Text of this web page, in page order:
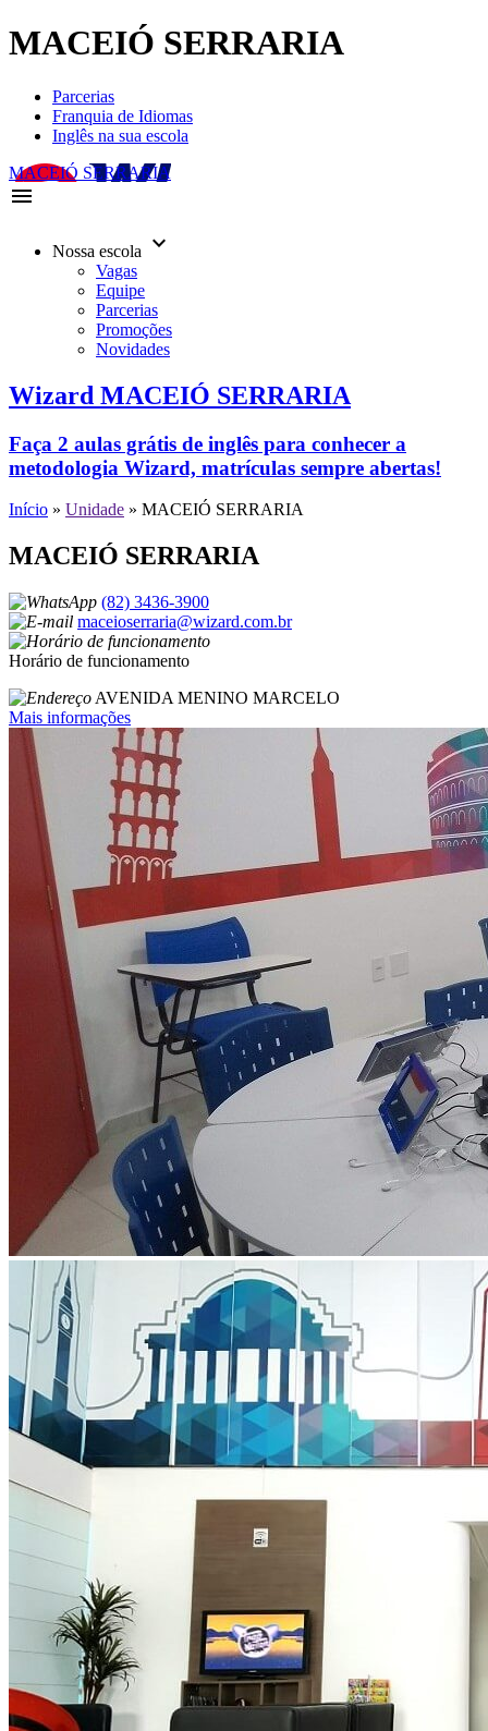
MACEIÓ SERRARIA
Parcerias
Franquia de Idiomas
Inglês na sua escola
MACEIÓ SERRARIA
menu
Nossa escola keyboard_arrow_down
Vagas
Equipe
Parcerias
Promoções
Novidades
Wizard MACEIÓ SERRARIA
Faça 2 aulas grátis de inglês para conhecer a
metodologia Wizard, matrículas sempre abertas!
Início » Unidade » MACEIÓ SERRARIA
MACEIÓ SERRARIA
(82) 3436-3900
maceioserraria@wizard.com.br
Horário de funcionamento
AVENIDA MENINO MARCELO
Mais informações